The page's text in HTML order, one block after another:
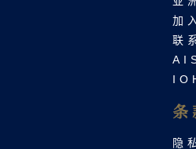
加
联
隐